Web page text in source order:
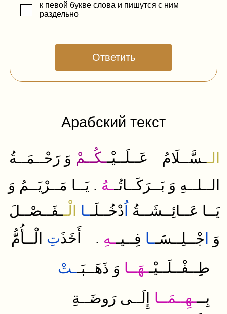
к певой букве слова и пишутся с ним
раздельно
Ответить
Арабский текст
الــسَّــلَامُ عَــلَــيْــكُــمْ وَ رَحْــمَــةُ
الــلــهِ وَ بَــرَكَــاتُــهُ . يَــا مَــرْيَــمُ وَ
يَــا عَــائِــشَــةُ دْخُــلَــا الْــفَــصْــلَ
وَ
جْــلِــسَــا فِــيــهِ . أَخَذَتِ الْــأُمُّ
طِــفْــلَــيْــهَــا وَ ذَهَــبَــتْ
بِـــهِــمَــا إِلَــى رَوضَــةِ
مَالٌ